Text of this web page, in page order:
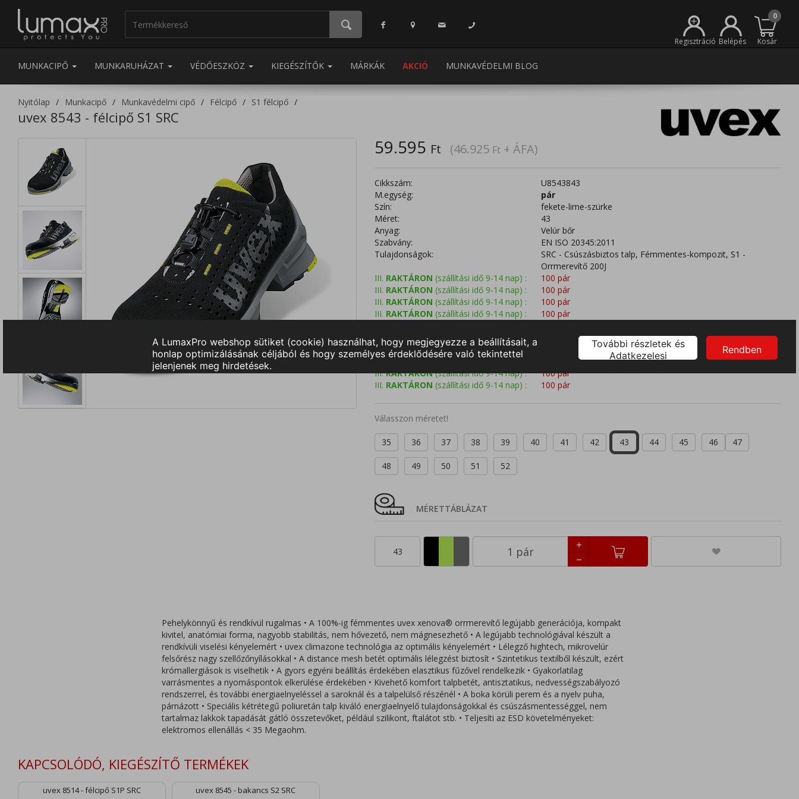
+
Regisztráció Belépés
0
Kosár
MUNKACIPŐ MUNKARUHÁZAT VÉDŐESZKÖZ KIEGÉSZÍTŐK MÁRKÁK AKCIÓ MUNKAVÉDELMI BLOG
Nyitólap Munkacipő Munkavédelmi cipő Félcipő S1 félcipő
uvex 8543 - félcipő S1 SRC
59.595 Ft (46.925 Ft + ÁFA)
Cikkszám:
U8543843
M.egység:
pár
Szín:
fekete-lime-szürke
Méret:
43
Anyag:
Velúr bőr
Szabvány:
EN ISO 20345:2011
Tulajdonságok:
SRC - Csúszásbiztos talp, Fémmentes-kompozit, S1 -
Orrmerevítő 200J
III. RAKTÁRON (szállítási idő 9-14 nap) :
100 pár
III. RAKTÁRON (szállítási idő 9-14 nap) :
100 pár
III. RAKTÁRON (szállítási idő 9-14 nap) :
100 pár
III. RAKTÁRON (szállítási idő 9-14 nap) :
100 pár
III. RAKTÁRON (szállítási idő 9-14 nap) :
III.RAKTÁRON(szállítási idő 9-14 nap) :
III. RAKTÁRON(szállítási idő 9-14 nap) :
III.RAKTÁRON(szállítási idő 9-14 nap) :
100 pár
III. RAKTÁRON (szállítási idő 9-14 nap) : 100 pár
Válasszon méretet!
35 36 37 38 39 40 41 42 43 44 45 46 47
48 49 50 51 52
MÉRETTÁBLÁZAT
43
Pehelykönnyű és rendkívül rugalmas • A 100%-ig fémmentes uvex xenova® orrmerevítő legújabb generációja, kompakt
kivitel, anatómiai forma, nagyobb stabilitás, nem hővezető, nem mágnesezhető • A legújabb technológiával készült a
rendkívüli viselési kényelemért • uvex climazone technológia az optimális kényelemért • Lélegző hightech, mikrovelúr
felsőrész nagy szellőzőnyílásokkal • A distance mesh betét optimális lélegzést biztosít • Szintetikus textilből készült, ezért
krómallergiások is viselhetik • A gyors egyéni beállítás érdekében elasztikus fűzővel rendelkezik • Gyakorlatilag
varrásmentes a nyomáspontok elkerülése érdekében • Kivehető komfort talpbetét, antisztatikus, nedvességszabályozó
rendszerrel, és további energiaelnyeléssel a saroknál és a talpelülső részénél • A boka körüli perem és a nyelv puha,
párnázott • Speciális kétrétegű poliuretán talp kiváló energiaelnyelő tulajdonságokkal és csúszásmentességgel, nem
tartalmaz lakkok tapadását gátló összetevőket, például szilikont, ftalátot stb. • Teljesíti az ESD követelményeket:
elektromos ellenállás < 35 Megaohm.
KAPCSOLÓDÓ, KIEGÉSZÍTŐ TERMÉKEK
uvex 8514 - félcipő S1P SRC uvex 8545 - bakancs S2 SRC